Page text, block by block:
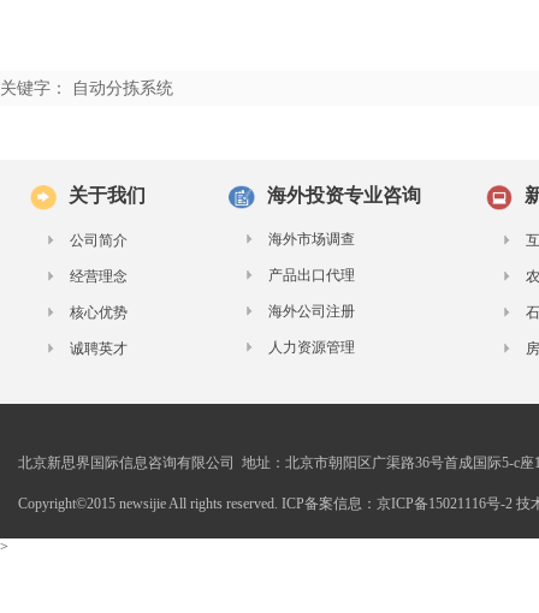
关键字： 自动分拣系统
关于我们
公司简介
经营理念
核心优势
诚聘英才
海外投资专业咨询
海外市场调查
产品出口代理
海外公司注册
人力资源管理
北京新思界国际信息咨询有限公司 地址：北京市朝阳区广渠路36号首成国际5-c座
Copyright©2015 newsijie All rights reserved. ICP备案信息：京ICP备15021116号-2 技
>